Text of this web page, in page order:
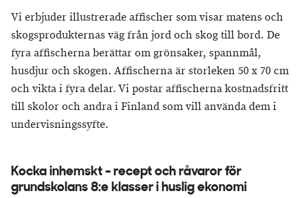
Vi erbjuder illustrerade affischer som visar matens och
skogsprodukternas väg från jord och skog till bord. De
fyra affischerna berättar om grönsaker, spannmål,
husdjur och skogen. Affischerna är storleken 50 x 70 cm
och vikta i fyra delar. Vi postar affischerna kostnadsfritt
till skolor och andra i Finland som vill använda dem i
undervisningssyfte.
Kocka inhemskt - recept och råvaror för
grundskolans 8:e klasser i huslig ekonomi